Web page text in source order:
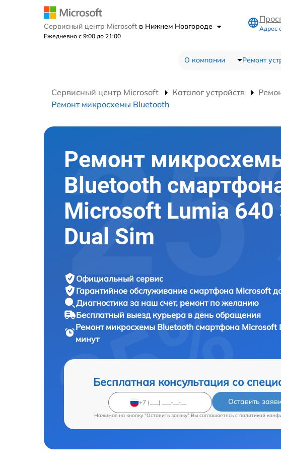
Сервисный центр Microsoft в Нижнем Новгороде
Ежедневно с 9:00 до 21:00
Адрес
О компании Ремонт
Сервисный центр Microsoft Каталог устройств
Ремонт микросхемы Bluetooth
Ремонт
Bluetooth
Microsoft Lumia 640
Dual Sim
Официальный сервис
Гарантийное обслуживание смартфона Microsoft
Диагностика за наш счет, ремонт по желанию
Бесплатный выезд курьера в день обращения
Ремонт микросхемы Bluetooth смартфона Microsoft
минут
Бесплатная консультация со
Оставить
Нажимая на кнопку "Оставить заявку" Вы соглашаетесь c политикой